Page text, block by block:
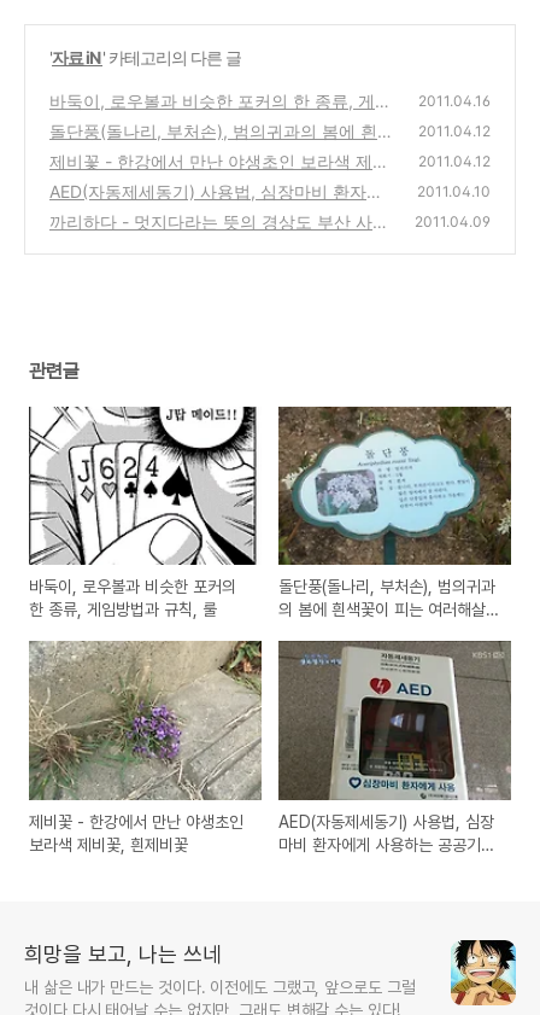
'자료 iN' 카테고리의 다른 글
바둑이, 로우볼과 비슷한 포커의 한 종류, 게임
방법과 규칙, 룰
(0)
2011.04.16
돌단풍(돌나리, 부처손), 범의귀과의 봄에 흰색
꽃이 피는 여러해살이 풀
(0)
2011.04.12
제비꽃 - 한강에서 만난 야생초인 보라색 제비
꽃, 흰제비꽃
(0)
2011.04.12
AED(자동제세동기) 사용법, 심장마비 환자에
게 사용하는 공공기관에 설치된 기계
(0)
2011.04.10
까리하다 - 멋지다라는 뜻의 경상도 부산 사투
2011.04.09
관련글
바둑이, 로우볼과 비슷한 포커의
한 종류, 게임방법과 규칙, 룰
돌단풍(돌나리, 부처손), 범의귀과
의 봄에 흰색꽃이 피는 여러해살
제비꽃 - 한강에서 만난 야생초인
보라색 제비꽃, 흰제비꽃
AED(자동제세동기) 사용법, 심장
마비 환자에게 사용하는 공공기관
희망을 보고, 나는 쓰네
내 삶은 내가 만드는 것이다. 이전에도 그랬고, 앞으로도 그럴
것이다 다시 태어날 수는 없지만, 그래도 변해갈 수는 있다!